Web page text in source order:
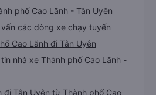
phố Cao Lãnh - Tân Uyên
các dòng xe chạy tuyến
Cao Lãnh đi Tân Uyên
nhà xe Thành phố Cao Lãnh -
Tân Uyên từ Thành phố Cao